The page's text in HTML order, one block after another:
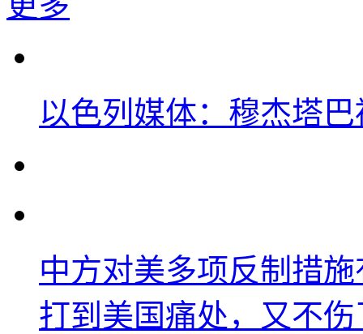
以色列媒体：穆杰塔
中方对美多项反制措
打到美国痛处，又不